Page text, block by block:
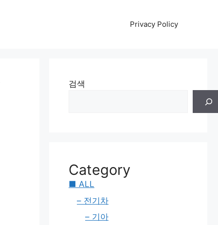
Privacy Policy
검색
Category
■ ALL
– 전기차
– 기아